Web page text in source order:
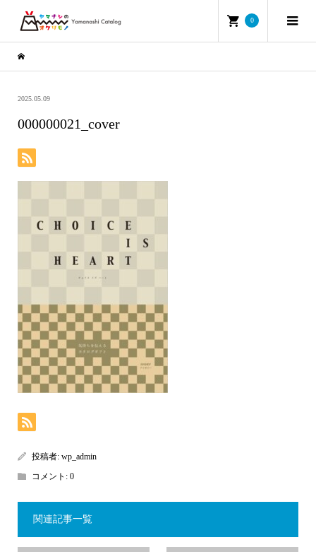
0
2025.05.09
000000021_cover
投稿者: wp_admin
コメント: 0
関連記事一覧